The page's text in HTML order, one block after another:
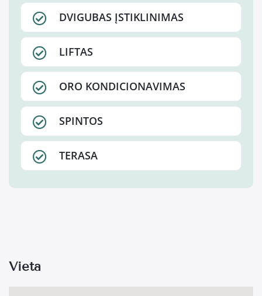
DVIGUBAS ĮSTIKLINIMAS
LIFTAS
ORO KONDICIONAVIMAS
SPINTOS
TERASA
Vieta